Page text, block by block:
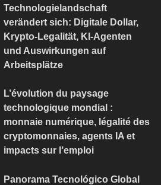
Technologielandschaft
verändert sich: Digitale Dollar,
Krypto-Legalität, KI-Agenten
und Auswirkungen auf
Arbeitsplätze
L’évolution du paysage
technologique mondial :
monnaie numérique, légalité des
cryptomonnaies, agents IA et
impacts sur l’emploi
Panorama Tecnológico Global